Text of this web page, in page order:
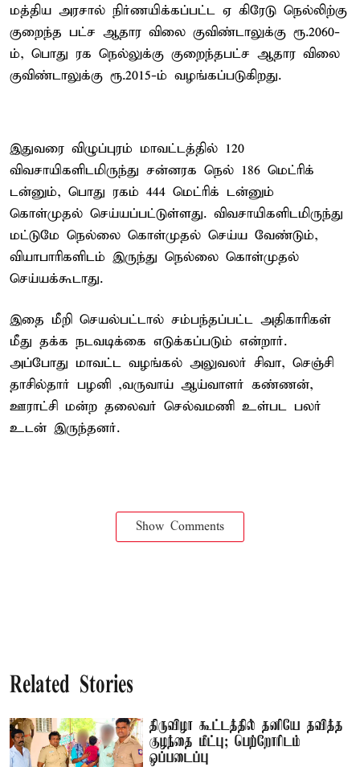
மத்திய அரசால் நிர்ணயிக்கப்பட்ட ஏ கிரேடு நெல்லிற்கு
குறைந்த பட்ச ஆதார விலை குவிண்டாலுக்கு ரூ.2060-
ம், பொது ரக நெல்லுக்கு குறைந்தபட்ச ஆதார விலை
குவிண்டாலுக்கு ரூ.2015-ம் வழங்கப்படுகிறது.
இதுவரை விழுப்புரம் மாவட்டத்தில் 120
விவசாயிகளிடமிருந்து சன்னரக நெல் 186 மெட்ரிக்
டன்னும், பொது ரகம் 444 மெட்ரிக் டன்னும்
கொள்முதல் செய்யப்பட்டுள்ளது. விவசாயிகளிடமிருந்து
மட்டுமே நெல்லை கொள்முதல் செய்ய வேண்டும்,
வியாபாரிகளிடம் இருந்து நெல்லை கொள்முதல்
செய்யக்கூடாது.
இதை மீறி செயல்பட்டால் சம்பந்தப்பட்ட அதிகாரிகள்
மீது தக்க நடவடிக்கை எடுக்கப்படும் என்றார்.
அப்போது மாவட்ட வழங்கல் அலுவலர் சிவா, செஞ்சி
தாசில்தார் பழனி ,வருவாய் ஆய்வாளர் கண்ணன்,
ஊராட்சி மன்ற தலைவர் செல்வமணி உள்பட பலர்
உடன் இருந்தனர்.
Show Comments
Related Stories
திருவிழா கூட்டத்தில் தனியே தவித்த
குழந்தை மீட்பு; பெற்றோரிடம்
ஒப்படைப்பு